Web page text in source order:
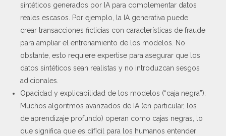
sintéticos generados por IA para complementar datos
reales escasos. Por ejemplo, la IA generativa puede
crear transacciones ficticias con características de fraude
para ampliar el entrenamiento de los modelos. No
obstante, esto requiere expertise para asegurar que los
datos sintéticos sean realistas y no introduzcan sesgos
adicionales.
Opacidad y explicabilidad de los modelos (“caja negra”):
Muchos algoritmos avanzados de IA (en particular, los
de aprendizaje profundo) operan como cajas negras, lo
que significa que es difícil para los humanos entender